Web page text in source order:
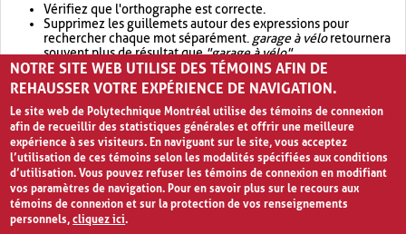
Vérifiez que l'orthographe est correcte.
Supprimez les guillemets autour des expressions pour
rechercher chaque mot séparément. garage à véloretournera
souvent plus de résultat que"garage à vélo".
Envisagez d'élargir votre recherche avec OR.garage OR vélo
retournera souvent plus de résultat quegarage à vélo
NOTRE SITE WEB UTILISE DES TÉMOINS AFIN DE
REHAUSSER VOTRE EXPÉRIENCE DE NAVIGATION.
Le site web de Polytechnique Montréal utilise des témoins de connexion
afin de recueillir des statistiques générales et offrir une meilleure
expérience à ses visiteurs. En naviguant sur le site, vous acceptez
l’utilisation de ces témoins selon les modalités spécifiées aux conditions
d’utilisation. Vous pouvez refuser les témoins de connexion en modifiant
vos paramètres de navigation. Pour en savoir plus sur le recours aux
témoins de connexion et sur la protection de vos renseignements
personnels,cliquez ici.